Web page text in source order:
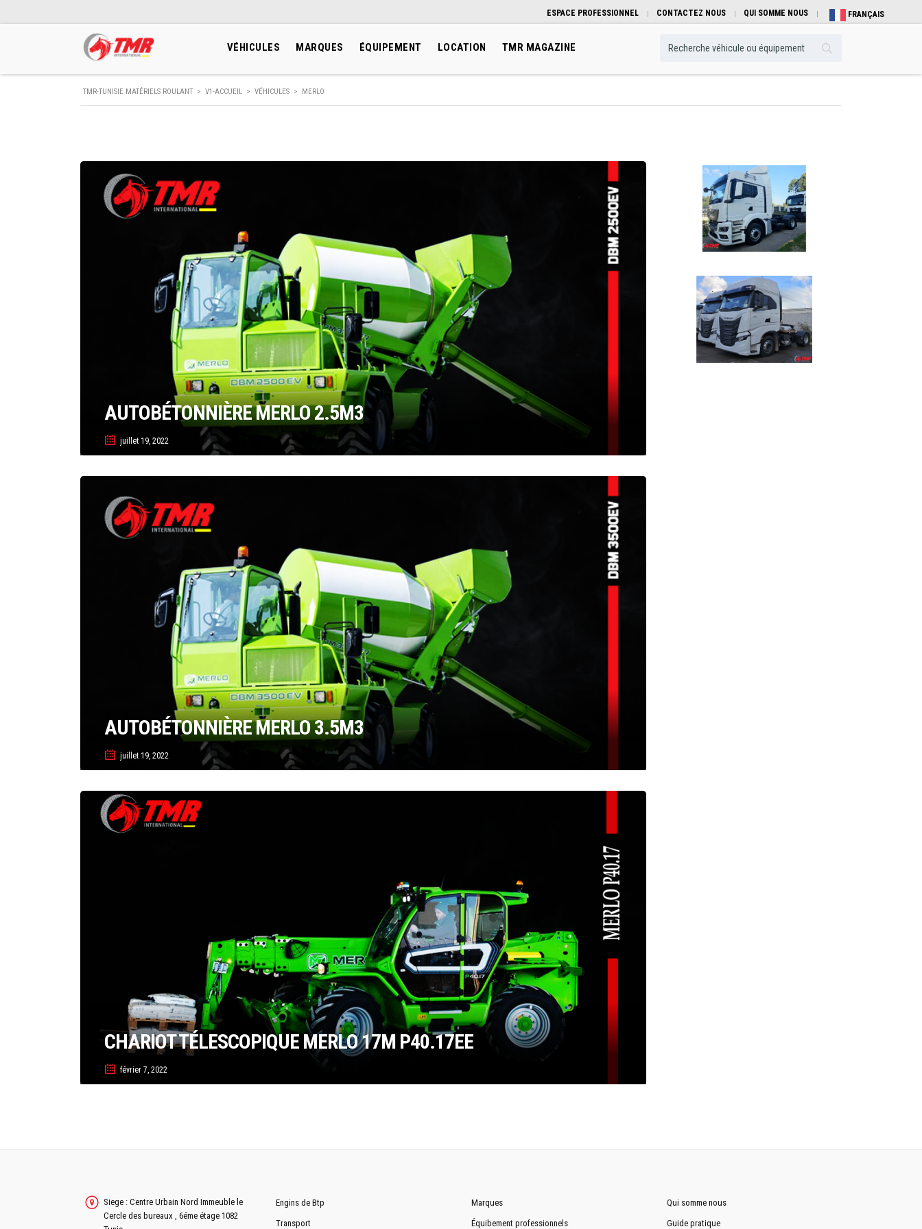
ESPACE PROFESSIONNEL CONTACTEZ NOUS QUI SOMME NOUS FRANÇAIS
VÉHICULES MARQUES ÉQUIPEMENT LOCATION TMR MAGAZINE
TMR-TUNISIE MATÉRIELS ROULANT > V1-ACCUEIL > VÉHICULES > MERLO
AUTOBÉTONNIÈRE MERLO 2.5M3
juillet 19, 2022
AUTOBÉTONNIÈRE MERLO 3.5M3
juillet 19, 2022
CHARIOT TÉLESCOPIQUE MERLO 17M P40.17EE
février 7, 2022
Siege : Centre Urbain Nord Immeuble le
Cercle des bureaux , 6éme étage 1082
Engins de Btp
Transport
Marques
Équibement professionnels
Qui somme nous
Guide pratique